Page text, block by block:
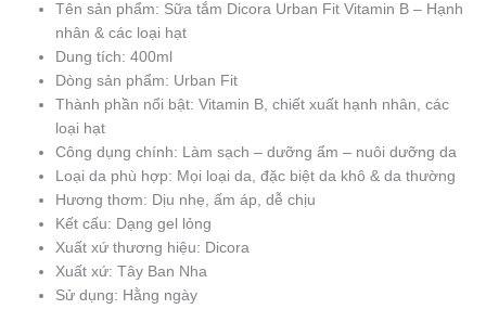
Tên sản phẩm: Sữa tắm Dicora Urban Fit Vitamin B – Hạnh
nhân & các loại hạt
Dung tích: 400ml
Dòng sản phẩm: Urban Fit
Thành phần nổi bật: Vitamin B, chiết xuất hạnh nhân, các
loại hạt
Công dụng chính: Làm sạch – dưỡng ẩm – nuôi dưỡng da
Loại da phù hợp: Mọi loại da, đặc biệt da khô & da thường
Hương thơm: Dịu nhẹ, ấm áp, dễ chịu
Kết cấu: Dạng gel lỏng
Xuất xứ thương hiệu: Dicora
Xuất xứ: Tây Ban Nha
Sử dụng: Hằng ngày